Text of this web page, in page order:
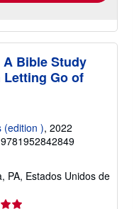
Bible Study
Letting Go of
(edition ), 2022
PA, Estados Unidos de